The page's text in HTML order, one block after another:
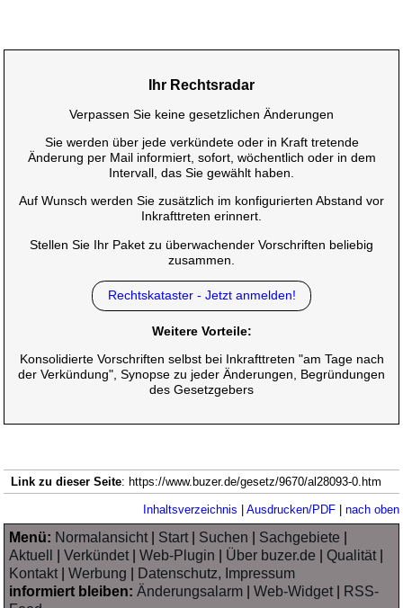
Ihr Rechtsradar
Verpassen Sie keine gesetzlichen Änderungen
Sie werden über jede verkündete oder in Kraft tretende
Änderung per Mail informiert, sofort, wöchentlich oder in dem
Intervall, das Sie gewählt haben.
Auf Wunsch werden Sie zusätzlich im konfigurierten Abstand vor
Inkrafttreten erinnert.
Stellen Sie Ihr Paket zu überwachender Vorschriften beliebig
zusammen.
Rechtskataster - Jetzt anmelden!
Weitere Vorteile:
Konsolidierte Vorschriften selbst bei Inkrafttreten "am Tage nach
der Verkündung", Synopse zu jeder Änderungen, Begründungen
des Gesetzgebers
Link zu dieser Seite: https://www.buzer.de/gesetz/9670/al28093-0.htm
Inhaltsverzeichnis Ausdrucken/PDF| nach oben
Menü: Normalansicht| Start| Suchen Sachgebiete
Aktuell
|Verkündet|Web-Plugin Über buzer.de |Qualität|
Kontakt|Werbung
Datenschutz, Impressum
informiert bleiben: Änderungsalarm |Web-Widget|
RSS-